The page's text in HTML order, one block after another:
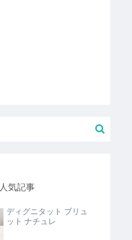
人気記事
ディグニタット ブリュ
ット ナチュレ